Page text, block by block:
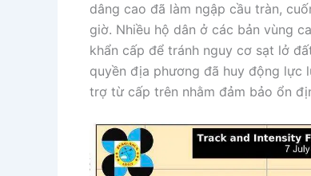
dâng cao đã làm ngập cầu tràn,
giờ. Nhiều hộ dân ở các bản vùng
khẩn cấp để tránh nguy cơ sạt lở
quyền địa phương đã huy động lực
trợ từ cấp trên nhằm đảm bảo ổn